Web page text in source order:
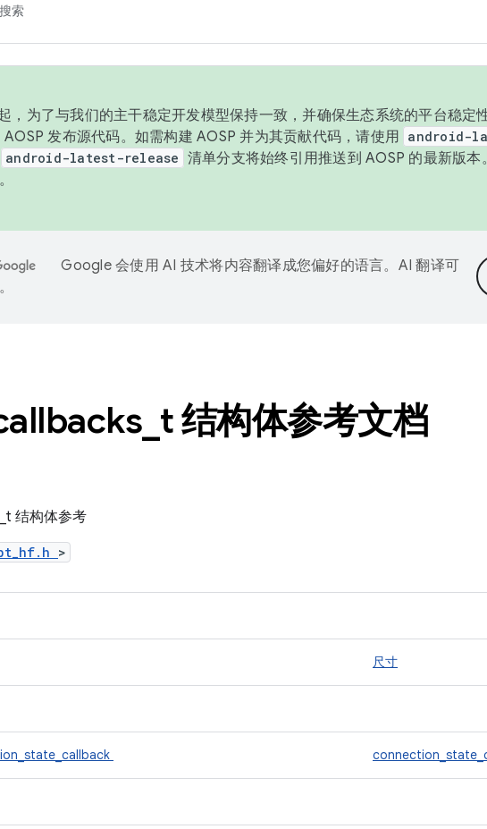
索
，为了与我们的主干稳定开发模型保持一致，并确保生态系统的平台稳定
发布源代码。如需构建 AOSP 并为其贡献代码，请使用 android-
android-latest-release 清单分支将始终引用推送到 AOSP 的最新版
。
Google 会使用 AI 技术将内容翻译成您偏好的语言。AI 翻译可
t 结构体参考文档
结构体参考
>
尺寸